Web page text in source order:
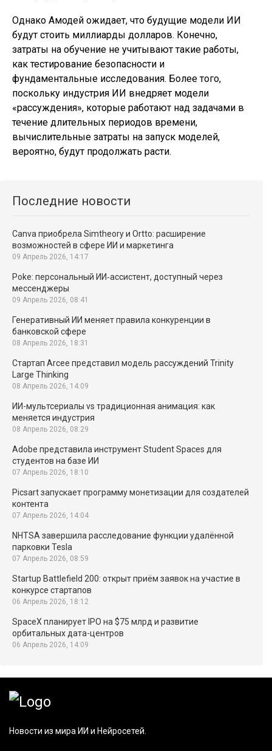
Однако Амодей ожидает, что будущие модели ИИ
будут стоить миллиарды долларов. Конечно,
затраты на обучение не учитывают такие работы,
как тестирование безопасности и
фундаментальные исследования. Более того,
поскольку индустрия ИИ внедряет модели
«рассуждения», которые работают над задачами в
течение длительных периодов времени,
вычислительные затраты на запуск моделей,
вероятно, будут продолжать расти.
Последние новости
Canva приобрела Simtheory и Ortto: расширение
возможностей в сфере ИИ и маркетинга
09 Апрель 2026, 14:17
Poke: персональный ИИ‑ассистент, доступный через
мессенджеры
09 Апрель 2026, 08:41
Генеративный ИИ меняет правила конкуренции в
банковской сфере
08 Апрель 2026, 18:31
Стартап Arcee представил модель рассуждений Trinity
Large Thinking
08 Апрель 2026, 14:09
ИИ-мультсериалы vs традиционная анимация: как
меняется индустрия
08 Апрель 2026, 08:29
Adobe представила инструмент Student Spaces для
студентов на базе ИИ
07 Апрель 2026, 18:10
Picsart запускает программу монетизации для создателей
контента
07 Апрель 2026, 14:04
NHTSA завершила расследование функции удалённой
парковки Tesla
07 Апрель 2026, 08:59
Startup Battlefield 200: открыт приём заявок на участие в
конкурсе стартапов
06 Апрель 2026, 18:12
SpaceX планирует IPO на $75 млрд и развитие
орбитальных дата-центров
06 Апрель 2026, 14:09
Новости из мира ИИ и Нейросетей.